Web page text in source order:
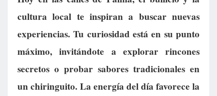
cultura local te inspiran a buscar nuevas
experiencias. Tu curiosidad está en su punto
máximo, invitándote a explorar rincones
secretos o probar sabores tradicionales en
un chiringuito. La energía del día favorece la